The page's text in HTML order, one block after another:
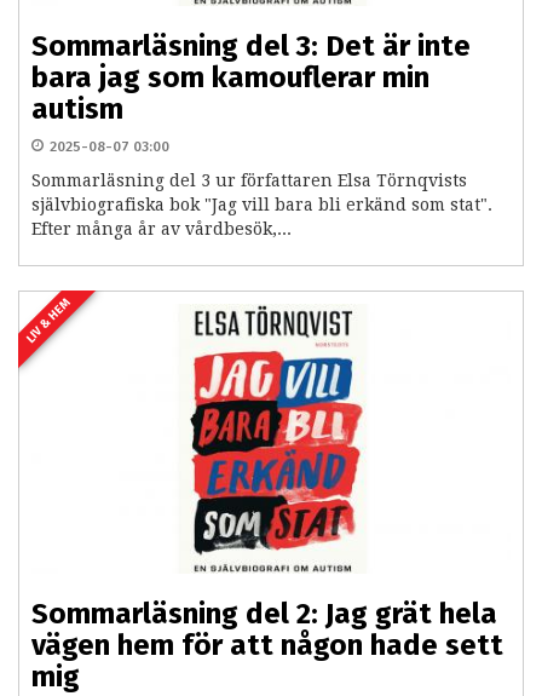
Sommarläsning del 3: Det är inte
bara jag som kamouflerar min
autism
2025-08-07 03:00
Sommarläsning del 3 ur författaren Elsa Törnqvists
självbiografiska bok "Jag vill bara bli erkänd som stat".
Efter många år av vårdbesök,...
LIV & HEM
Sommarläsning del 2: Jag grät hela
vägen hem för att någon hade sett
mig